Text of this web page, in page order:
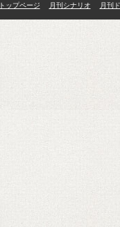
トップページ 月刊シナリオ 月刊